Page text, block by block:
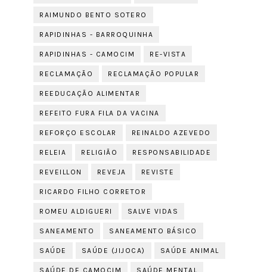
RAIMUNDO BENTO SOTERO
RAPIDINHAS - BARROQUINHA
RAPIDINHAS - CAMOCIM RE-VISTA
RECLAMAÇÃO RECLAMAÇÃO POPULAR
REEDUCAÇÃO ALIMENTAR
REFEITO FURA FILA DA VACINA
REFORÇO ESCOLAR REINALDO AZEVEDO
RELEIA RELIGIÃO RESPONSABILIDADE
REVEILLON REVEJA REVISTE
RICARDO FILHO CORRETOR
ROMEU ALDIGUERI SALVE VIDAS
SANEAMENTO SANEAMENTO BÁSICO
SAÚDE SAÚDE (JIJOCA) SAÚDE ANIMAL
SAÚDE DE CAMOCIM SAÚDE MENTAL